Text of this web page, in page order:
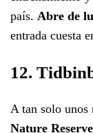
país. Abre de
entrada cuesta
12.
A tan solo unos
Nature Reserve